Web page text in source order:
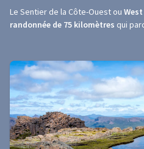
Le Sentier de la Côte-Ouest ou
randonnée de 75 kilomètres qui